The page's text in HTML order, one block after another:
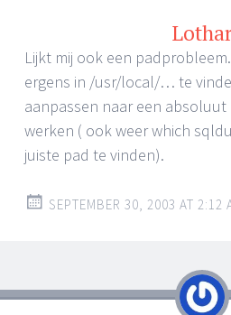
Lijkt mij ook een
ergens in /usr/local/… te
aanpassen naar een absoluut
werken ( ook weer which
juiste pad te vinden).
SEPTEMBER 30, 2003 AT 2:12